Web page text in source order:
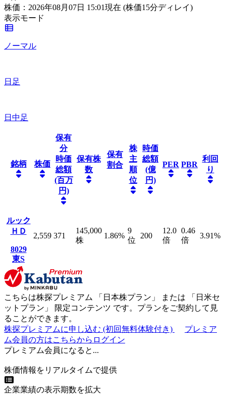
株価：2026年08月07日 15:01現在 (株価15分ディレイ)
表示モード
ノーマル
日足
日中足
銘柄 株価
保有
分
時価
総額
(百万
円)
保有株
数
保有
割合
株
主
順
位
時価
総額
(億
円)
PER PBR
利回
り
ルック
ＨＤ
8029
東S
2,559 371
145,000
株
1.86%
9
位
200
12.0
倍
0.46
倍
3.91%
こちらは株探プレミアム 「 日本株プラン 」 または 「 日米セ
ットプラン 」 限定コンテンツ です。プランをご契約して見
ることができます。
株探プレミアムに申し込む (初回無料体験付き)
プレミア
ム会員の方はこちらからログイン
プレミアム会員になると...
株価情報をリアルタイムで提供
企業業績の表示期数を拡大